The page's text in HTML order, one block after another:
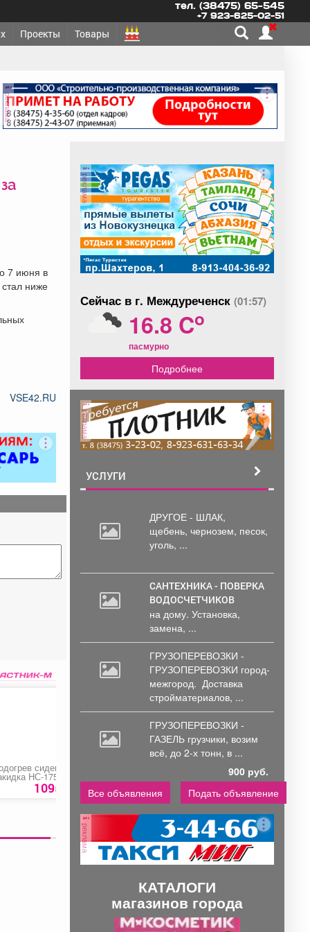
тел. (38475) 65-545
+7 923-625-02-51
Проекты Товары
реклама
7 июня в
ниже
VSE42.RU
сидений
НС-175
1095 руб. 260 руб.
Две половинки
реклама
Сейчас в г. Междуреченск (01:57)
16.8 Co
пасмурно
Подробнее
реклама
УСЛУГИ
ДРУГОЕ - ШЛАК,
щебень, чернозем, песок,
уголь, ...
САНТЕХНИКА - ПОВЕРКА
ВОДОСЧЕТЧИКОВ
на дому. Установка,
замена, ...
ГРУЗОПЕРЕВОЗКИ -
ГРУЗОПЕРЕВОЗКИ город-
межгород. Доставка
стройматериалов, ...
ГРУЗОПЕРЕВОЗКИ -
ГАЗЕЛЬ грузчики, возим
всё, до 2-х тонн, в ...
900 руб.
Все объявления
Подать объявление
реклама
КАТАЛОГИ
магазинов города